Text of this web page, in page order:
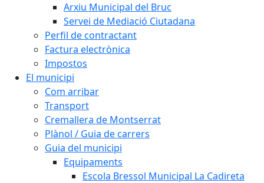
Arxiu Municipal del Bruc
Servei de Mediació Ciutadana
Perfil de contractant
Factura electrònica
Impostos
El municipi
Com arribar
Transport
Cremallera de Montserrat
Plànol / Guia de carrers
Guia del municipi
Equipaments
Escola Bressol Municipal La Cadireta